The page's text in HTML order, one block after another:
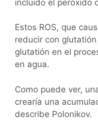
incluido el peróxido
Estos ROS, que
reducir con
glutatión en el
en agua.
Como puede ver,
crearía una
describe Polonikov.